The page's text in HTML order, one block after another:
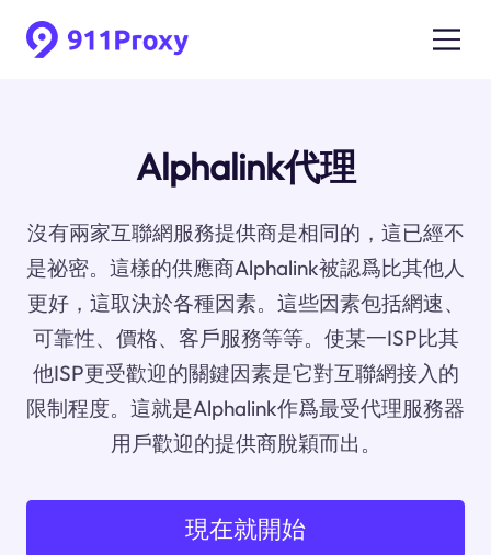
Alphalink代理
沒有兩家互聯網服務提供商是相同的，這已經不
是祕密。這樣的供應商Alphalink被認爲比其他人
更好，這取決於各種因素。這些因素包括網速、
可靠性、價格、客戶服務等等。使某一ISP比其
他ISP更受歡迎的關鍵因素是它對互聯網接入的
限制程度。這就是Alphalink作爲最受代理服務器
用戶歡迎的提供商脫穎而出。
現在就開始